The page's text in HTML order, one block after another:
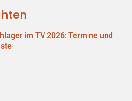
im TV 2026: Termine und